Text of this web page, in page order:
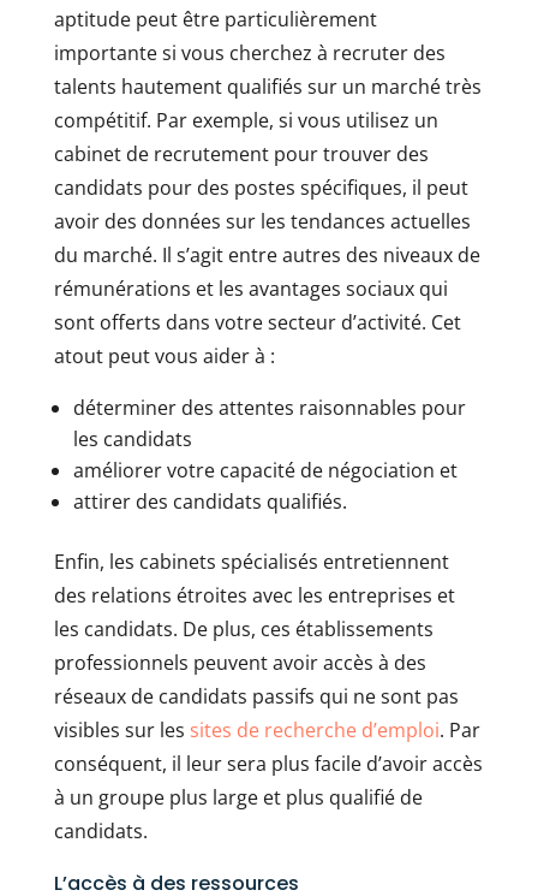
aptitude peut être particulièrement
importante si vous cherchez à recruter des
talents hautement qualifiés sur un marché très
compétitif. Par exemple, si vous utilisez un
cabinet de recrutement pour trouver des
candidats pour des postes spécifiques, il peut
avoir des données sur les tendances actuelles
du marché. Il s’agit entre autres des niveaux de
rémunérations et les avantages sociaux qui
sont offerts dans votre secteur d’activité. Cet
atout peut vous aider à :
déterminer des attentes raisonnables pour
les candidats
améliorer votre capacité de négociation et
attirer des candidats qualifiés.
Enfin, les cabinets spécialisés entretiennent
des relations étroites avec les entreprises et
les candidats. De plus, ces établissements
professionnels peuvent avoir accès à des
réseaux de candidats passifs qui ne sont pas
visibles sur les sites de recherche d’emploi. Par
conséquent, il leur sera plus facile d’avoir accès
à un groupe plus large et plus qualifié de
candidats.
L’accès à des ressources